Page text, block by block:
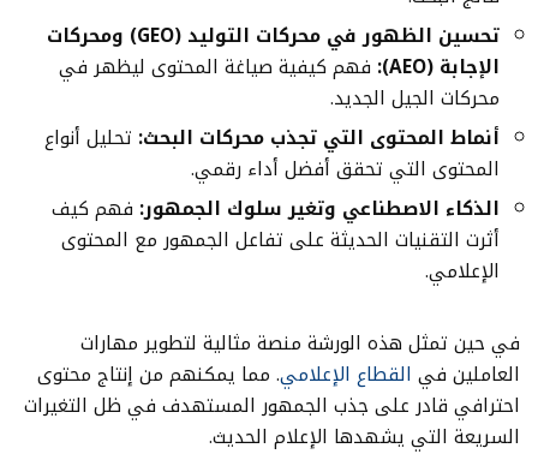
تحسين الظهور في محركات التوليد
(GEO) ومحركات
الإجابة (AEO):
فهم كيفية صياغة المحتوى ليظهر في
محركات الجيل الجديد.
أنماط المحتوى التي تجذب محركات البحث: تحليل أنواع
المحتوى التي تحقق أفضل أداء رقمي.
الذكاء الاصطناعي وتغير سلوك الجمهور: فهم كيف
أثرت التقنيات الحديثة على تفاعل الجمهور مع المحتوى
الإعلامي.
في حين تمثل هذه الورشة منصة مثالية لتطوير مهارات
العاملين في القطاع الإعلامي. مما يمكنهم من إنتاج محتوى
احترافي قادر على جذب الجمهور المستهدف في ظل التغيرات
السريعة التي يشهدها الإعلام الحديث.